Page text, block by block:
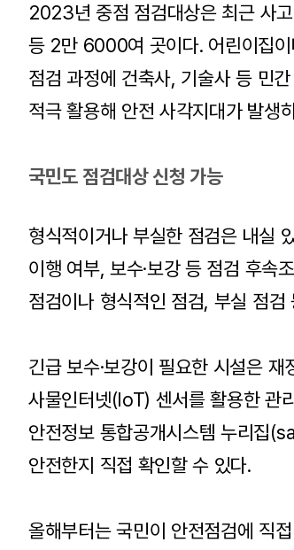
2023년 중점 점검대상은 최근 사
등 2만 6000여 곳이다. 어린이집
점검 과정에 건축사, 기술사 등 민
적극 활용해 안전 사각지대가 발생
국민도 점검대상 신청 가능
형식적이거나 부실한 점검은 내실
이행 여부, 보수·보강 등 점검 후속
점검이나 형식적인 점검, 부실 점
긴급 보수·보강이 필요한 시설은
사물인터넷(IoT) 센서를 활용한 관
안전정보 통합공개시스템 누리집
안전한지 직접 확인할 수 있다.
올해부터는 국민이 안전점검에 직